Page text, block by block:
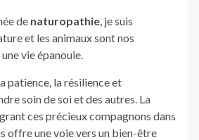
de naturopathie, je suis
et les animaux sont nos
vie épanouie.
patience, la résilience et
soin de soi et des autres. La
ces précieux compagnons dans
offre une voie vers un bien-être